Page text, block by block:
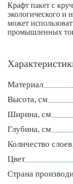
Крафт пакет с
экологического и
может
промышленных
Материал
Высота, см
Ширина, см
Глубина, см
Количество слоев
Цвет
Страна